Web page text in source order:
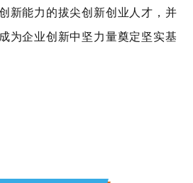
新能力的拔尖创新创业人才，并
为企业创新中坚力量奠定坚实基